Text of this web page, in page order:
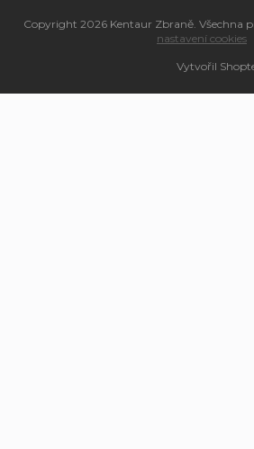
Vytvořil
Copyright 2026 Kentaur Zbraně. Všechna
nastavení cookies